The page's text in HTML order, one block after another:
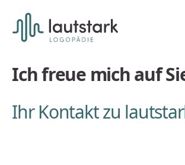
Ich freue mich auf
Ihr Kontakt zu